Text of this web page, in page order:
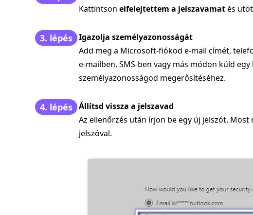
Kattintson elfelejtettem a jelszavamatés
3. lépés Igazolja személyazonosságát
Add meg a Microsoft-fiókod e-mail címét,
e-mailben, SMS-ben vagy más módon küld
személyazonosságod megerősítéséhez.
4. lépés Állítsd vissza a jelszavad
Az ellenőrzés után írjon be egy új jelszót.
jelszóval.